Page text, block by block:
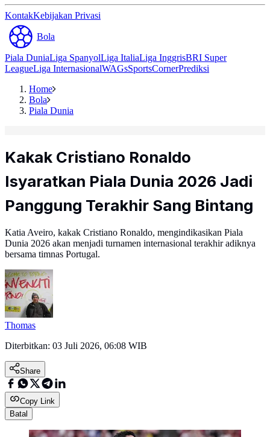
KontakKebijakan Privasi
Bola
Piala DuniaLiga SpanyolLiga ItaliaLiga InggrisBRI Super
LeagueLiga InternasionalWAGsSportsCornerPrediksi
Home
Bola
Piala Dunia
Kakak Cristiano Ronaldo
Isyaratkan Piala Dunia 2026 Jadi
Panggung Terakhir Sang Bintang
Katia Aveiro, kakak Cristiano Ronaldo, mengindikasikan Piala
Dunia 2026 akan menjadi turnamen internasional terakhir adiknya
bersama timnas Portugal.
Thomas
Diterbitkan: 03 Juli 2026, 06:08 WIB
Share
Copy Link
Batal